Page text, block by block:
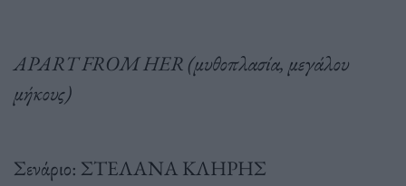
APART FROM HER (μυθοπλασία, μεγάλου
μήκους)
Σενάριο: ΣΤΕΛΑΝΑ ΚΛΗΡΗΣ